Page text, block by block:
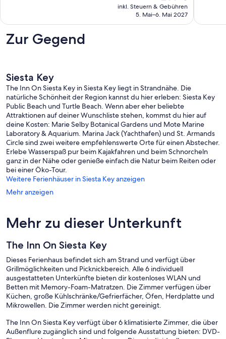
Preis
beträgt
inkl. Steuern & Gebühren
5. Mai–6. Mai 2027
Zur Gegend
Siesta Key
The Inn On Siesta Key in Siesta Key liegt in Strandnähe. Die
natürliche Schönheit der Region kannst du hier erleben: Siesta Key
Public Beach und Turtle Beach. Wenn aber eher beliebte
Attraktionen auf deiner Wunschliste stehen, kommst du hier auf
deine Kosten: Marie Selby Botanical Gardens und Mote Marine
Laboratory & Aquarium. Marina Jack (Yachthafen) und St. Armands
Circle sind zwei weitere empfehlenswerte Orte für einen Abstecher.
Erlebe Wasserspaß pur beim Kajakfahren und beim Schnorcheln
ganz in der Nähe oder genieße einfach die Natur beim Reiten oder
bei einer Öko-Tour.
Weitere Ferienhäuser in Siesta Key anzeigen
Mehr anzeigen
Mehr zu dieser Unterkunft
The Inn On Siesta Key
Dieses Ferienhaus befindet sich am Strand und verfügt über
Grillmöglichkeiten und Picknickbereich. Alle 6 individuell
ausgestatteten Unterkünfte bieten dir kostenloses WLAN und
Betten mit Memory-Foam-Matratzen. Die Zimmer verfügen über
Küchen, große Kühlschränke/Gefrierfächer, Öfen, Herdplatte und
Mikrowellen. Die Zimmer werden nicht gereinigt.
The Inn On Siesta Key verfügt über 6 klimatisierte Zimmer, die über
Außenflure zugänglich sind und folgende Ausstattung bieten: DVD-